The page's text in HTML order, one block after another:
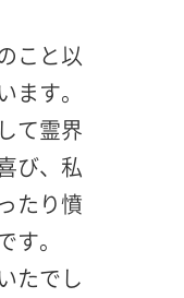
こと以
す。
て霊界
び、私
たり憤
。
たでし